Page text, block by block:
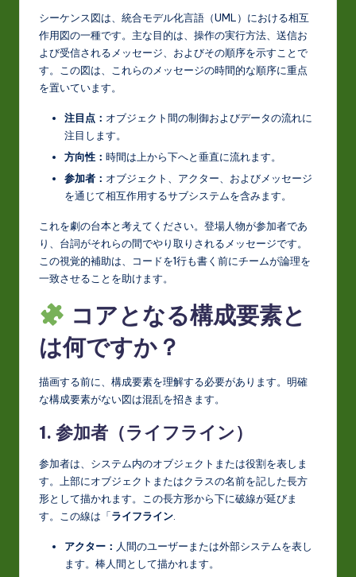
&
In
o
シーケンス図は、統合モデル化言語（UML）における相互
作用図の一種です。主な目的は、操作の実行方法、送信お
よび受信されるメッセージ、およびその順序を示すことで
す。この図は、これらのメッセージの時間的な順序に重点
を置いています。
注目点： オブジェクト間の制御およびデータの流れに
注目します。
方向性： 時間は上から下へと垂直に流れます。
参加者： オブジェクト、アクター、およびメッセージ
を通じて相互作用するサブシステムを含みます。
これを劇の台本と考えてください。登場人物が参加者であ
り、台詞がそれらの間でやり取りされるメッセージです。
この視覚的補助は、コードを1行も書く前にチームが論理を
一致させることを助けます。
コアとなる構成要素と
は何ですか？
描画する前に、構成要素を理解する必要があります。明確
な構成要素がない図は混乱を招きます。
1. 参加者（ライフライン）
参加者は、システム内のオブジェクトまたは役割を表しま
す。上部にオブジェクトまたはクラスの名前を記した長方
形として描かれます。この長方形から下に破線が延びま
す。この線は「ライフライン
アクター： 人間のユーザーまたは外部システムを表し
ます。棒人間として描かれます。